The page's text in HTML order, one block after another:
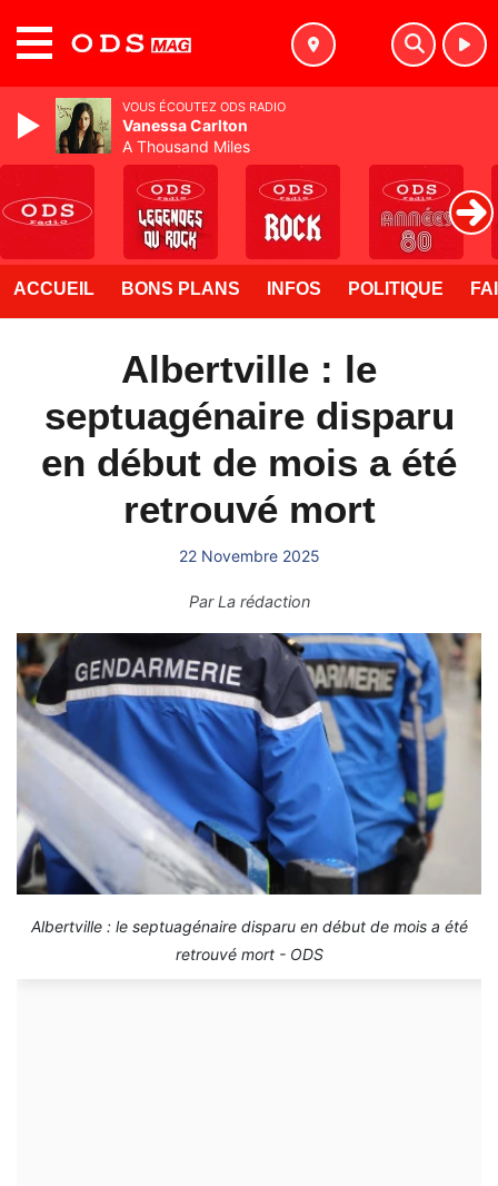
ACCUEIL BONS PLANS INFOS POLITIQUE
Albertville : le
septuagénaire disparu
en début de mois a été
retrouvé mort
22 Novembre 2025
ParLa rédaction
Albertville : le septuagénaire disparu en début de mois a été
retrouvé mort - ODS
VOUS ÉCOUTEZ ODS RADIO
Vanessa Carlton
A Thousand Miles